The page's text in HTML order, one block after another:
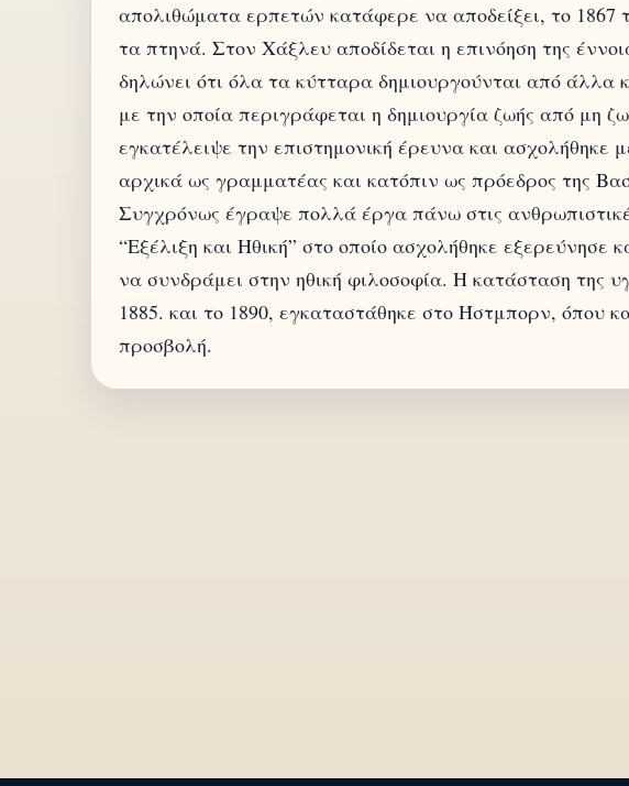
απολιθώματα ερπετών κατάφερε να αποδείξει, το 1867
τα πτηνά. Στον Χάξλευ αποδίδεται η επινόηση της
δηλώνει ότι όλα τα κύτταρα δημιουργούνται από άλλα
με την οποία περιγράφεται η δημιουργία ζωής από μη
εγκατέλειψε την επιστημονική έρευνα και ασχολήθηκε
αρχικά ως γραμματέας και κατόπιν ως πρόεδρος της
Συγχρόνως έγραψε πολλά έργα πάνω στις
“Εξέλιξη και Ηθική” στο οποίο ασχολήθηκε εξερεύνησε
να συνδράμει στην ηθική φιλοσοφία. Η κατάσταση της
1885. και το 1890, εγκαταστάθηκε στο Ήστμπορν, όπου